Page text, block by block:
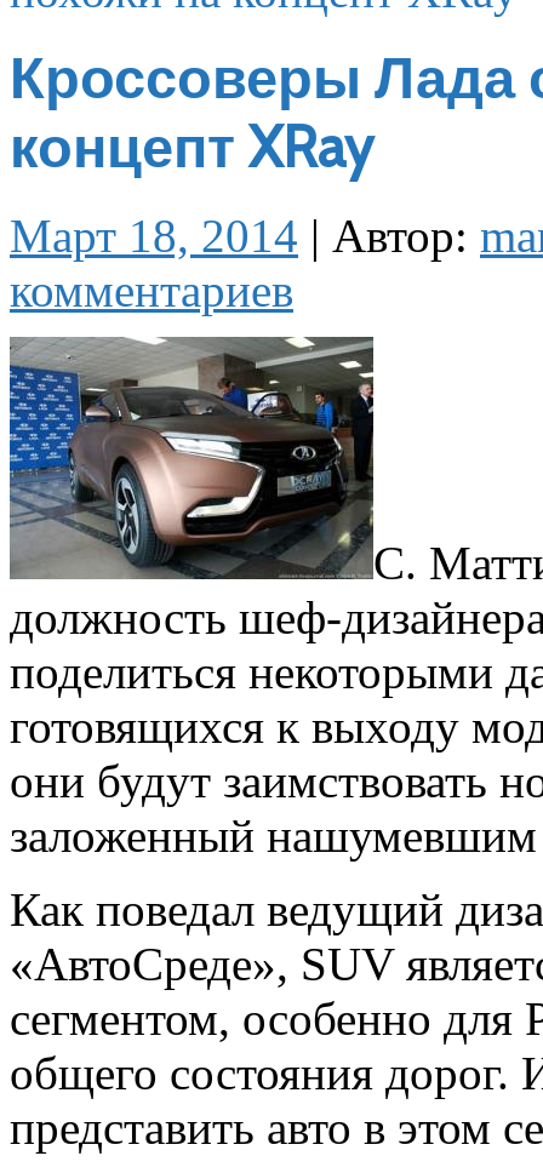
Кроссоверы Лада
концепт XRay
Март 18, 2014 | Автор:
комментариев
С.
должность шеф-
поделиться некоторыми
готовящихся к выходу
они будут заимствовать
заложенный нашумевшим
Как поведал ведущий
«АвтоСреде», SUV
сегментом, особенно для
общего состояния дорог.
представить авто в этом